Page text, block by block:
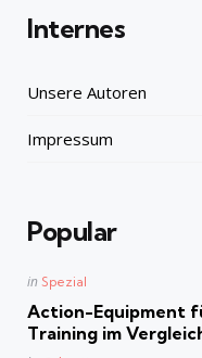
Internes
Unsere Autoren
Impressum
Popular
Posted
in Spezial
Action-Equipment
Training im